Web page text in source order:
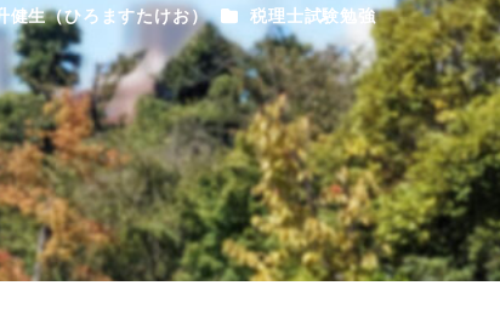
健生（ひろますたけお） カテゴリー
税理士試験勉強